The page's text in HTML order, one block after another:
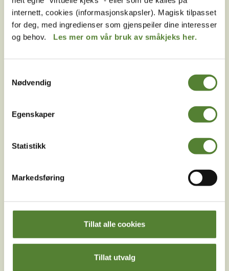
internett, cookies (informasjonskapsler). Magisk tilpasset
for deg, med ingredienser som gjenspeiler dine interesser
og behov. Les mer om vår bruk av småkjeks her.
Nødvendig
Egenskaper
Statistikk
Markedsføring
Tillat alle cookies
Tillat utvalg
Melder du deg på Dyreparkens nyhetsbrev får du
unike tilbud og nyheter. Uten nyhetsbrev går du glipp
av mange fordeler.
MELD MEG PÅ
betingelser
TikTok